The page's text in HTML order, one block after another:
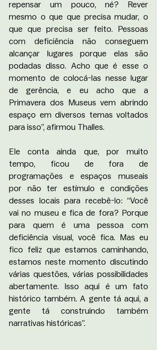
repensar um pouco, né? Rever
mesmo o que que precisa mudar, o
que que precisa ser feito. Pessoas
com deficiência não conseguem
alcançar lugares porque elas são
podadas disso. Acho que é esse o
momento de colocá-las nesse lugar
de gerência, e eu acho que a
Primavera dos Museus vem abrindo
espaço em diversos temas voltados
para isso”, afirmou Thalles.
Ele conta ainda que, por muito
tempo, ficou de fora de
programações e espaços museais
por não ter estímulo e condições
desses locais para recebê-lo: “Você
vai no museu e fica de fora? Porque
para quem é uma pessoa com
deficiência visual, você fica. Mas eu
fico feliz que estamos caminhando,
estamos neste momento discutindo
várias questões, várias possibilidades
abertamente. Isso aqui é um fato
histórico também. A gente tá aqui, a
gente tá construindo também
narrativas históricas”.